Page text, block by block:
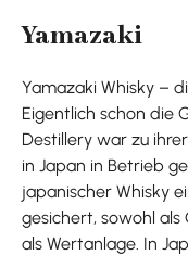
Yamazaki
Yamazaki Whisky –
Eigentlich schon die
Destillery war zu
in Japan in Betrieb
japanischer Whisky
gesichert, sowohl als
als Wertanlage. In